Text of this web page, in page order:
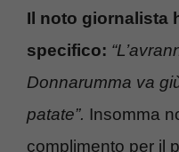
Il noto giornalista
specifico:
Donnarumma va
patate”. Insomma
complimento per il